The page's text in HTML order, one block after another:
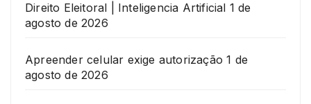
Direito Eleitoral | Inteligencia Artificial 1 de
agosto de 2026
Apreender celular exige autorização 1 de
agosto de 2026